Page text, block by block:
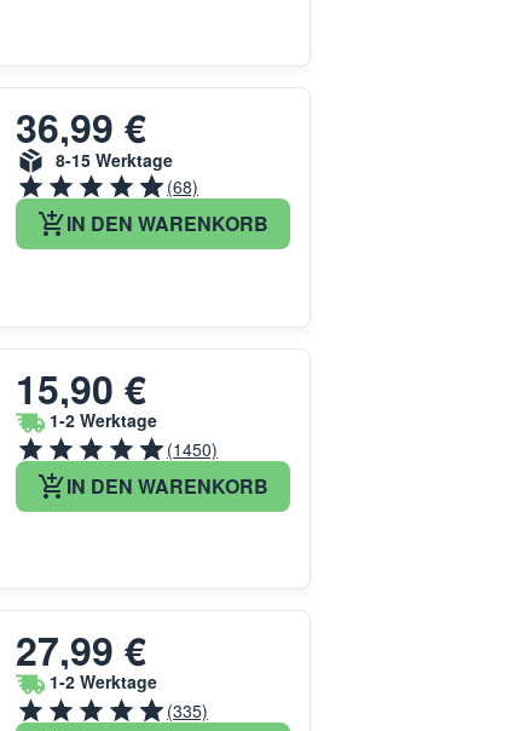
36,99 €
8-15 Werktage
(68)
IN DEN WARENKORB
15,90 €
1-2 Werktage
(1450)
IN DEN WARENKORB
27,99 €
1-2 Werktage
(335)